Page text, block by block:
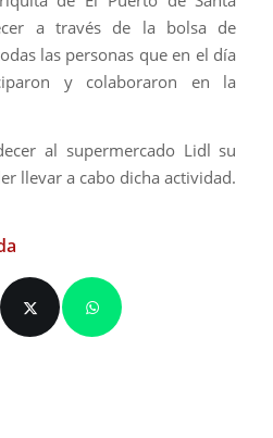
a través de la bolsa de
las personas que en el día
y colaboraron en la
al supermercado Lidl su
llevar a cabo dicha actividad.